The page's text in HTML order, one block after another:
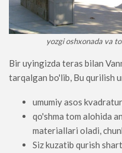
yozgi oshxonada va
Bir uyingizda teras bilan
tarqalgan bo'lib, Bu qurilish
umumiy asos
qo'shma tom alohida
materiallari oladi,
Siz kuzatib qurish